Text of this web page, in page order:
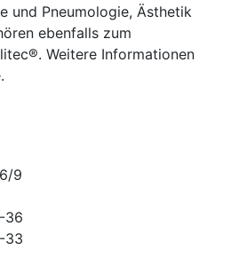
und Pneumologie, Ästhetik
ebenfalls zum
Weitere Informationen
9
36
33